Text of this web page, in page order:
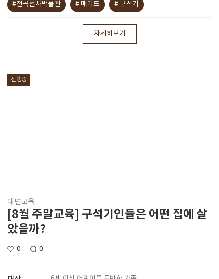
#전곡선사박물관 # 매머드 # 구석기
자세히보기
진행중
대면교육
[8월 주말교육] 구석기인들은 어떤 집에 살
았을까?
0 0